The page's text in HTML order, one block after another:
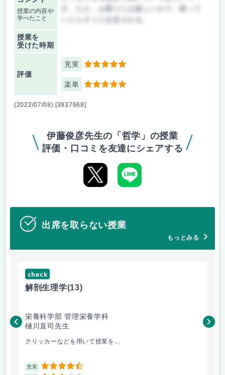
授業の内容や
学べたこと
す。ただ、お喋りには厳しいので、喋って
授業を
受けた時期
評価
充実 5
楽単 5
(2022/07/08) [3937668]
伊藤俊彦先生の「哲学」の授業
評価・口コミを友達にシェアする
出席を取らない授業
もっとみる
check
解剖生理学(13)
栄養科学部 管理栄養学科
樋川直司先生
クリッカーなどを用いて授業を...
充実 4.5
菅